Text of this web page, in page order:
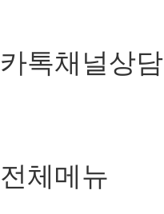
카톡채널상담
전체메뉴